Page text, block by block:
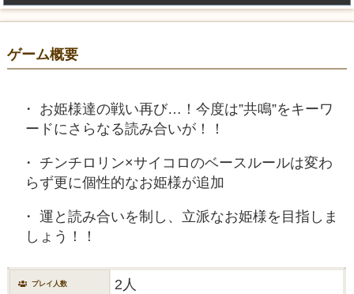
ゲーム概要
お姫様達の戦い再び…！今度は”共鳴”をキーワ
ードにさらなる読み合いが！！
チンチロリン×サイコロのベースルールは変わ
らず更に個性的なお姫様が追加
運と読み合いを制し、立派なお姫様を目指しま
しょう！！
プレイ人数 2人